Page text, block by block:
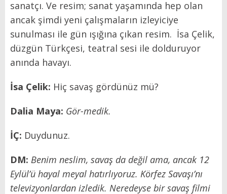
sanatçı. Ve resim; sanat yaşamında hep olan
ancak şimdi yeni çalışmaların izleyiciye
sunulması ile gün ışığına çıkan resim. İsa Çelik,
düzgün Türkçesi, teatral sesi ile dolduruyor
anında havayı.
İsa Çelik: Hiç savaş gördünüz mü?
Dalia Maya: Gör-medik.
İÇ: Duydunuz.
DM: Benim neslim, savaş da değil ama, ancak 12
Eylül’ü hayal meyal hatırlıyoruz. Körfez Savaşı’nı
televizyonlardan izledik. Neredeyse bir savaş filmi